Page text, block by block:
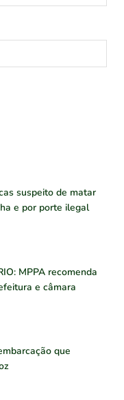
suspeito de matar
e por porte ilegal
MPPA recomenda
e câmara
que